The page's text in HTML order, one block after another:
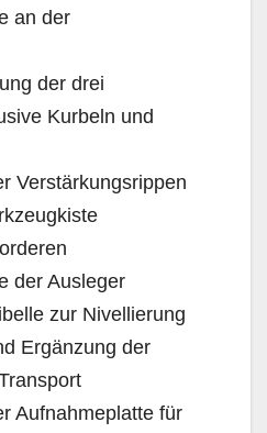
an der
der drei
Kurbeln und
Verstärkungsrippen
der Ausleger
zur Nivellierung
Ergänzung der
Aufnahmeplatte für